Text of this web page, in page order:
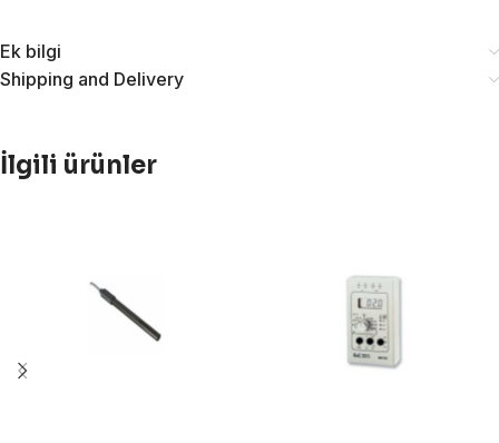
Ek bilgi
Shipping and Delivery
İlgili ürünler